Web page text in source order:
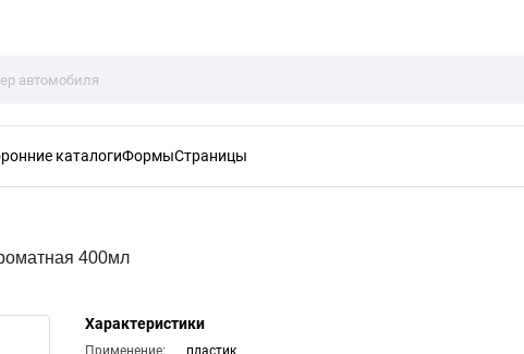
каталогиФормыСтраницы
400мл
Характеристики
Применение:
пластик